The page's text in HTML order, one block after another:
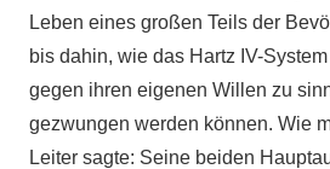
Leben eines großen Teils der
bis dahin, wie das Hartz IV-
gegen ihren eigenen Willen zu
gezwungen werden können. Wie
Leiter sagte: Seine beiden